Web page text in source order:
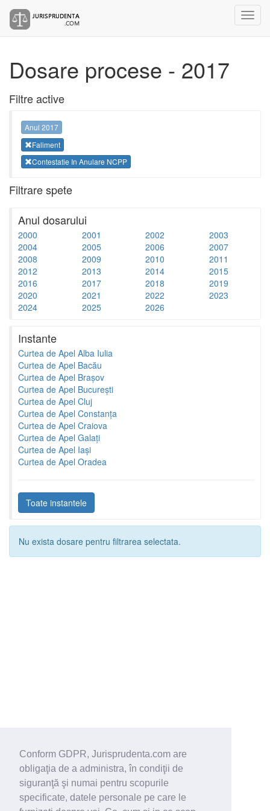
Conform GDPR, Jurisprudenta.com are
obligaţia de a administra, în condiţii de
siguranţă şi numai pentru scopurile
specificate, datele personale pe care le
Dosare procese - 2017
Filtre active
Anul 2017
Faliment
Contestatie In Anulare NCPP
Filtrare spete
Anul dosarului
2000 2001 2002
2003
2004
2005 2006
2007
2008
2009 2010
2011
2012
2013 2014
2015
2016
2017 2018
2019
2020
2021 2022
2023
2024
2025 2026
Instante
Curtea de Apel Alba Iulia
Curtea de Apel Bacău
Curtea de Apel Brașov
Curtea de Apel București
Curtea de Apel Cluj
Curtea de Apel Constanța
Curtea de Apel Craiova
Curtea de Apel Galați
Curtea de Apel Iași
Curtea de Apel Oradea
Toate instantele
Nu exista dosare pentru filtrarea selectata.